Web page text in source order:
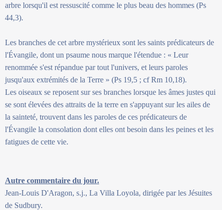
arbre lorsqu'il est ressuscité comme le plus beau des hommes (Ps
44,3).
Les branches de cet arbre mystérieux sont les saints prédicateurs de
l'Évangile, dont un psaume nous marque l'étendue : « Leur
renommée s'est répandue par tout l'univers, et leurs paroles
jusqu'aux extrémités de la Terre » (Ps 19,5 ; cf Rm 10,18).
Les oiseaux se reposent sur ses branches lorsque les âmes justes qui
se sont élevées des attraits de la terre en s'appuyant sur les ailes de
la sainteté, trouvent dans les paroles de ces prédicateurs de
l'Évangile la consolation dont elles ont besoin dans les peines et les
fatigues de cette vie.
Autre commentaire du jour.
Jean-Louis D'Aragon, s.j., La Villa Loyola, dirigée par les Jésuites
de Sudbury.